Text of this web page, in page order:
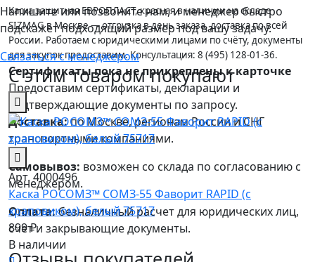
Каска защитная ЕВРОПЛАСТ, красная в наличии на складе
SIZMAG в Москве — отгрузка в день заказа, доставка по всей
России. Работаем с юридическими лицами по счёту, документы
для закупок предоставим. Консультация: 8 (495) 128-01-36.
Сертификаты пока не прикреплены к карточке
Предоставим сертификаты, декларации и
подтверждающие документы по запросу.
Доставка:по Москве, регионам России и СНГ
транспортными компаниями.
Самовывоз: возможен со склада по согласованию с
менеджером.
Оплата:безналичный расчет для юридических лиц,
счет и закрывающие документы.
Напишите или позвоните нам, и менеджер быстро
подскажет подходящий размер под вашу задачу.
Связаться с менеджером
С этим товаром покупают
Арт. 4000496
Каска РОСОМЗ™ СОМЗ-55 Фаворит RAPID (с
храповиком), белый 75717
899 ₽
В наличии